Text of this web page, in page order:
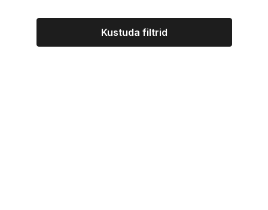
Kustuda filtrid